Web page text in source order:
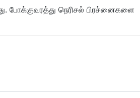
போக்குவரத்து நெரிசல் பிரச்னைகளை